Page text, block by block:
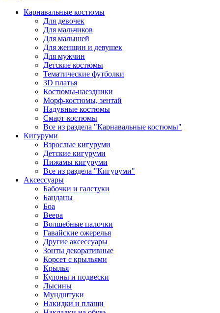
Карнавальные костюмы
Для девочек
Для мальчиков
Для малышей
Для женщин и девушек
Для мужчин
Детские костюмы
Тематические футболки
3D платья
Костюмы-наездники
Морф-костюмы, зентай
Надувные костюмы
Смарт-костюмы
Все из раздела "Карнавальные костюмы"
Кигуруми
Взрослые кигуруми
Детские кигуруми
Пижамы кигуруми
Все из раздела "Кигуруми"
Аксессуары
Бабочки и галстуки
Банданы
Боа
Веера
Волшебные палочки
Гавайские ожерелья
Другие аксессуары
Зонты декоративные
Корсет с крыльями
Крылья
Кулоны и подвески
Лысины
Мундштуки
Накидки и плащи